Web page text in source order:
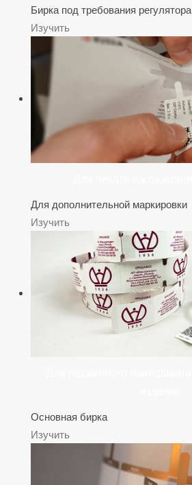
Бирка под требования регулятора
Изучить
Для дополнительной маркировки
Изучить
Основная бирка
Изучить